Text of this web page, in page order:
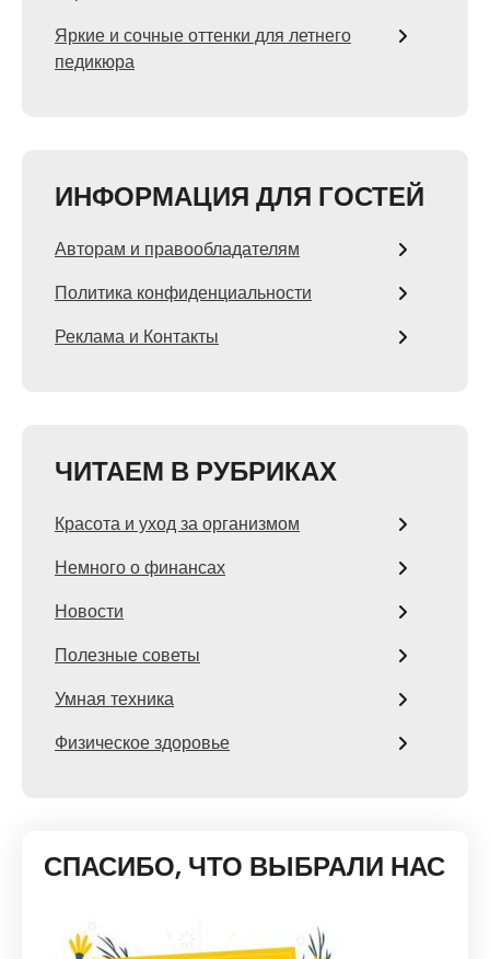
Яркие и сочные оттенки для летнего
педикюра
ИНФОРМАЦИЯ ДЛЯ ГОСТЕЙ
Авторам и правообладателям
Политика конфиденциальности
Реклама и Контакты
ЧИТАЕМ В РУБРИКАХ
Красота и уход за организмом
Немного о финансах
Новости
Полезные советы
Умная техника
Физическое здоровье
СПАСИБО, ЧТО ВЫБРАЛИ НАС